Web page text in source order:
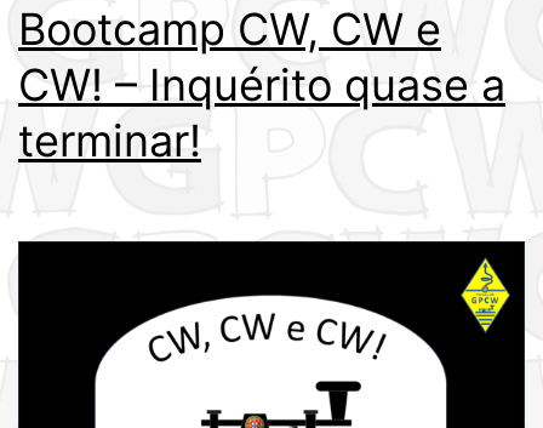
Bootcamp CW, CW e
CW! – Inquérito quase a
terminar!